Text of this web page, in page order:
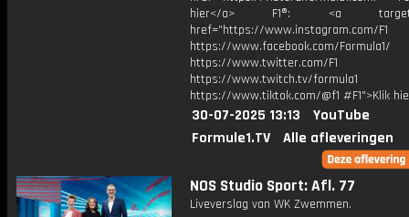
hier</a> F1®: <a
href="https://www.instagram.com/F1
https://www.facebook.com/Formula1/
https://www.twitter.com/F1
https://www.twitch.tv/formula1
https://www.tiktok.com/@f1 #F1">Klik
30-07-2025 13:13
YouTube
Formule1.TV
Alle afleveringen
NOS Studio Sport: Afl. 77
Liveverslag van WK Zwemmen.